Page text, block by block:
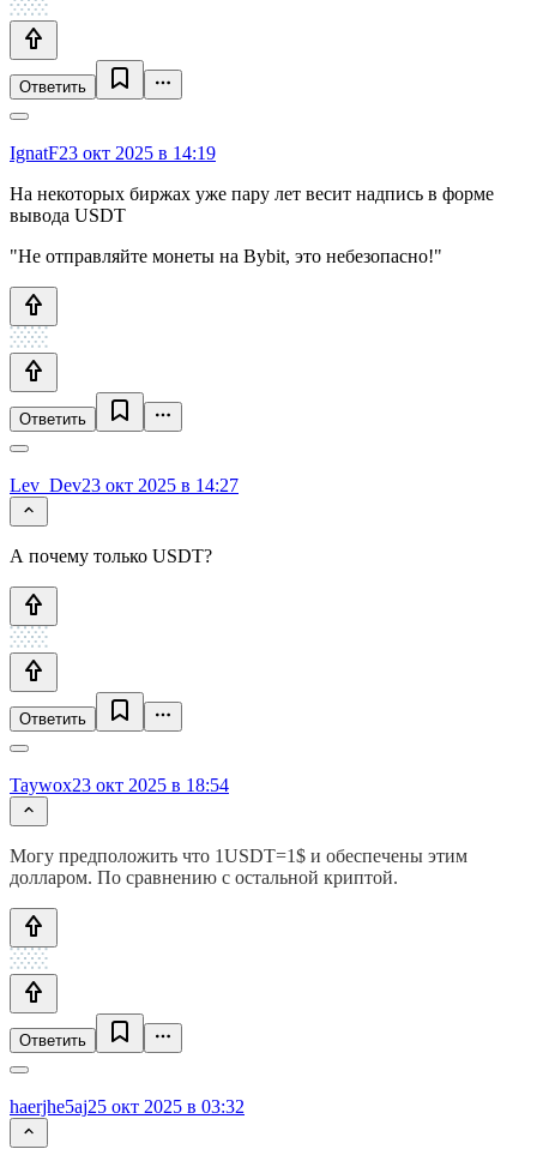
Ответить
IgnatF23 окт 2025 в 14:19
На некоторых биржах уже пару лет весит надпись в форме
вывода USDT
"Не отправляйте монеты на Bybit, это небезопасно!"
Ответить
Lev_Dev23 окт 2025 в 14:27
А почему только USDT?
Ответить
Taywox23 окт 2025 в 18:54
Могу предположить что 1USDT=1$ и обеспечены этим
долларом. По сравнению с остальной криптой.
Ответить
haerjhe5aj25 окт 2025 в 03:32